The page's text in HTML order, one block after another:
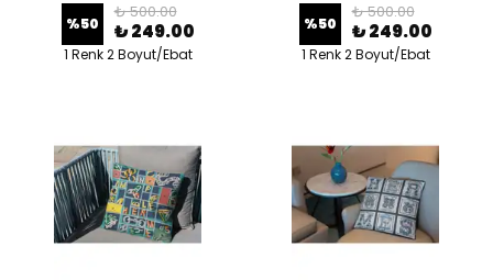
%50
₺ 500.00
₺ 249.00
1 Renk 2 Boyut/Ebat
%50
₺ 500.00
₺ 249.00
1 Renk 2 Boyut/Ebat